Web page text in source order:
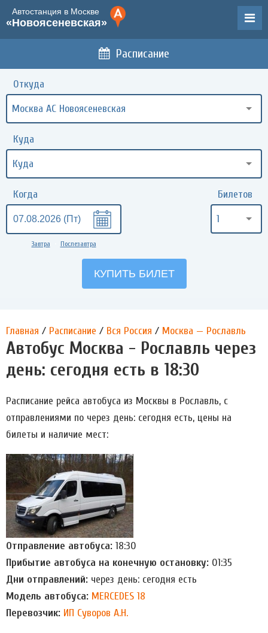
Автостанция в Москве
«Новоясеневская»
Расписание
Откуда
Москва АС Новоясеневская
Куда
Когда
Завтра Послезавтра
Билетов
1
Главная / Расписание / Вся Россия / Москва — Рославль
Автобус Москва - Рославль через
день: сегодня есть в 18:30
Расписание рейса автобуса из Москвы в Рославль, с
отправлениями по через день: сегодня есть, цены на
билеты и наличие мест:
Отправление автобуса: 18:30
Прибытие автобуса на конечную остановку: 01:35
Дни отправлений: через день: сегодня есть
Модель автобуса: MERCEDES 18
Перевозчик: ИП Суворов А.Н.